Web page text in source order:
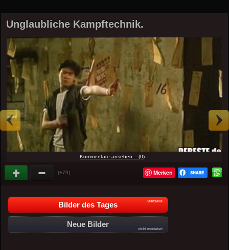
Unglaubliche Kampftechnik.
Kommentare ansehen... (0)
(+79) Merken
Bilder des Tages Startseite
Neue Bilder
nicht moderiert